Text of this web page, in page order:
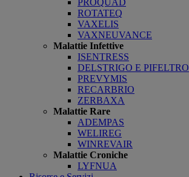
PROQUAD
ROTATEQ
VAXELIS
VAXNEUVANCE
Malattie Infettive
ISENTRESS
DELSTRIGO E PIFELTRO
PREVYMIS
RECARBRIO
ZERBAXA
Malattie Rare
ADEMPAS
WELIREG
WINREVAIR
Malattie Croniche
LYFNUA